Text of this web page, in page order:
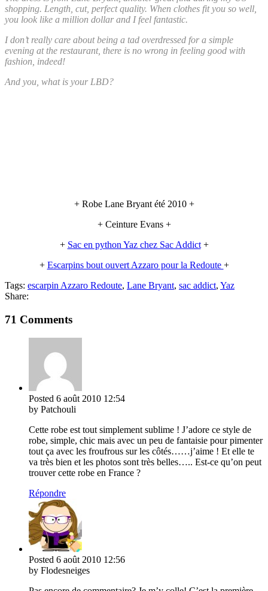
shopping. Length, cut, perfect quality. When clothes fit you so well,
you look like a million dollar and I feel fantastic.
I don’t really care about being a tad overdressed for a simple
evening at the restaurant, there is no wrong in feeling good with
fashion, indeed!
And you, what is your LBD?
+ Robe Lane Bryant été 2010 +
+ Ceinture Evans +
+ Sac en python Yaz chez Sac Addict+
+ Escarpins bout ouvert Azzaro pour la Redoute +
Tags: escarpin Azzaro Redoute, Lane Bryant, sac addict, Yaz
Share:
71 Comments
Posted 6 août 2010 12:54
by Patchouli
Cette robe est tout simplement sublime ! J’adore ce style de
robe, simple, chic mais avec un peu de fantaisie pour pimenter
tout ça avec les froufrous sur les côtés……j’aime ! Et elle te
va très bien et les photos sont très belles….. Est-ce qu’on peut
trouver cette robe en France ?
Répondre
Posted 6 août 2010 12:56
by Flodesneiges